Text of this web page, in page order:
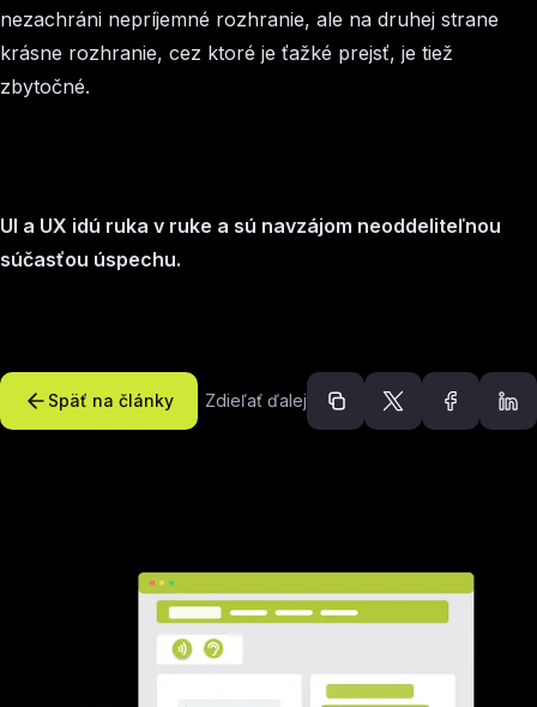
nezachráni nepríjemné rozhranie, ale na druhej strane
krásne rozhranie, cez ktoré je ťažké prejsť, je tiež
zbytočné.
UI a UX idú ruka v ruke a sú navzájom neoddeliteľnou
súčasťou úspechu.
Späť na články Zdieľať ďalej